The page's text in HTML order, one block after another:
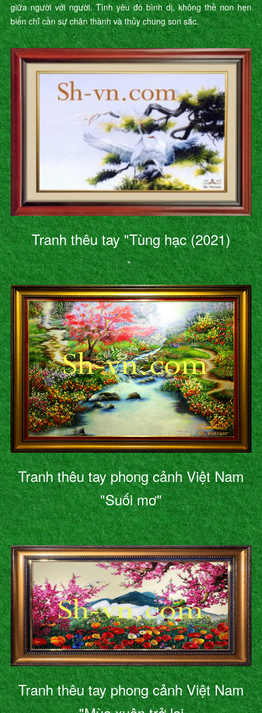
giữa người với người. Tình yêu đó bình dị, không thề non hẹn
biển chỉ cần sự chân thành và thủy chung son sắc.
Tranh thêu tay "Tùng hạc (2021)
"
Tranh thêu tay phong cảnh Việt Nam
"Suối mơ"
Tranh thêu tay phong cảnh Việt Nam